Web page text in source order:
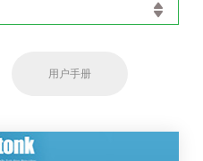
用户手册